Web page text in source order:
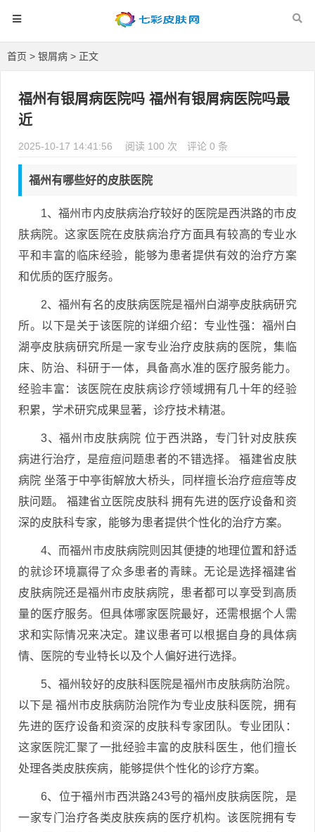
首页 > 银屑病 > 正文
福州有银屑病医院吗 福州有银屑病医院吗最
近
2025-10-17 14:41:56 阅读 100 次 评论 0 条
福州有哪些好的皮肤医院
1、福州市内皮肤病治疗较好的医院是西洪路的市皮
肤病院。这家医院在皮肤病治疗方面具有较高的专业水
平和丰富的临床经验，能够为患者提供有效的治疗方案
和优质的医疗服务。
2、福州有名的皮肤病医院是福州白湖亭皮肤病研究
所。以下是关于该医院的详细介绍：专业性强：福州白
湖亭皮肤病研究所是一家专业治疗皮肤病的医院，集临
床、防治、科研于一体，具备高水准的医疗服务能力。
经验丰富：该医院在皮肤病诊疗领域拥有几十年的经验
积累，学术研究成果显著，诊疗技术精湛。
3、福州市皮肤病院 位于西洪路，专门针对皮肤疾
病进行治疗，是痘痘问题患者的不错选择。 福建省皮肤
病院 坐落于中亭街解放大桥头，同样擅长治疗痘痘等皮
肤问题。 福建省立医院皮肤科 拥有先进的医疗设备和资
深的皮肤科专家，能够为患者提供个性化的治疗方案。
4、而福州市皮肤病院则因其便捷的地理位置和舒适
的就诊环境赢得了众多患者的青睐。无论是选择福建省
皮肤病院还是福州市皮肤病院，患者都可以享受到高质
量的医疗服务。但具体哪家医院最好，还需根据个人需
求和实际情况来决定。建议患者可以根据自身的具体病
情、医院的专业特长以及个人偏好进行选择。
5、福州较好的皮肤科医院是福州市皮肤病防治院。
以下是 福州市皮肤病防治院作为专业皮肤科医院，拥有
先进的医疗设备和资深的皮肤科专家团队。专业团队：
这家医院汇聚了一批经验丰富的皮肤科医生，他们擅长
处理各类皮肤疾病，能够提供个性化的诊疗方案。
6、位于福州市西洪路243号的福州皮肤病医院，是
一家专门治疗各类皮肤疾病的医疗机构。该医院拥有专